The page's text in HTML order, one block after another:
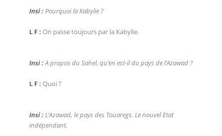
Insi : Pourquoi la Kabylie ?
L F : On passe toujours par la Kabylie.
Insi :A propos du Sahel, qu’en est-il du pays de l’Azawad ?
L F : Quoi ?
Insi : L’Azawad, le pays des Touaregs. Le nouvel Etat
indépendant.